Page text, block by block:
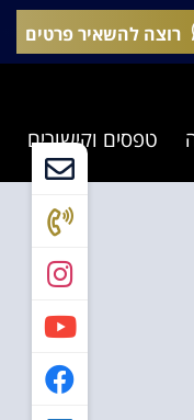
להשאיר פרטים
טפסים וקישורים